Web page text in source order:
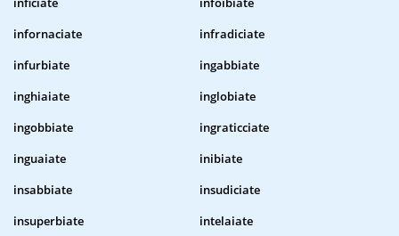
infornaciate
infradiciate
infurbiate
ingabbiate
inghiaiate
inglobiate
ingobbiate
ingraticciate
inguaiate
inibiate
insabbiate
insudiciate
insuperbiate
intelaiate